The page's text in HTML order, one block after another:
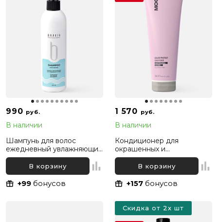
990 руб.
В наличии
Шампунь для волос
ежедневный увлажняющий
Bravia, 300 мл
В корзину
+99 бонусов
1 570 руб.
В наличии
Кондиционер для
окрашенных и
осветленных волос
«Защита Цвета» Mood Color
Protect Conditioner, 290 мл
В корзину
+157 бонусов
Скидка от 2х шт